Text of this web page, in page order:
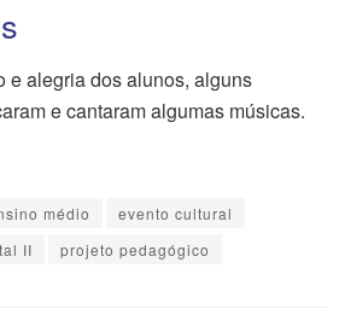
e alegria dos alunos, alguns
e cantaram algumas músicas.
médio
evento cultural
II projeto pedagógico